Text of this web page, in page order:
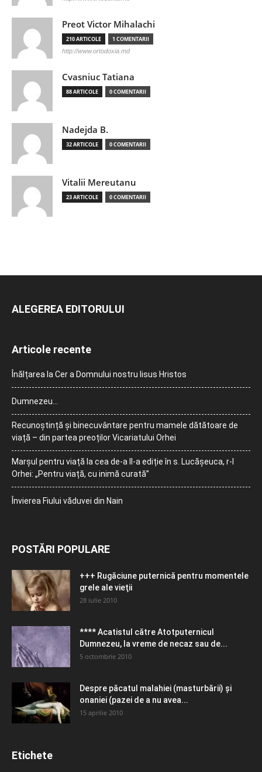
Preot Victor Mihalachi
210 ARTICOLE 1 COMENTARII
http://www.ortodoxia.md
Cvasniuc Tatiana
88 ARTICOLE 0 COMENTARII
Nadejda B.
32 ARTICOLE 0 COMENTARII
Vitalii Mereutanu
23 ARTICOLE 0 COMENTARII
ALEGEREA EDITORULUI
Articole recente
Înălțarea la Cer a Domnului nostru Iisus Hristos
Dumnezeu…
Recunoștință și binecuvântare pentru mamele dătătoare de
viață – din partea preoților Vicariatului Orhei
Marșul pentru viață la cea de-a II-a ediție în s. Lucășeuca, r-l
Orhei: „Pentru viață, cu inimă curată”
Învierea Fiului văduvei din Nain
POSTĂRI POPULARE
+++ Rugăciune puternică pentru momentele
grele ale vieţii
28 iulie 2010
**** Acatistul către Atotputernicul
Dumnezeu, la vreme de necaz sau de...
5 octombrie 2010
Despre păcatul malahiei (masturbării) şi
onaniei (pazei de a nu avea...
15 aprilie 2010
Etichete